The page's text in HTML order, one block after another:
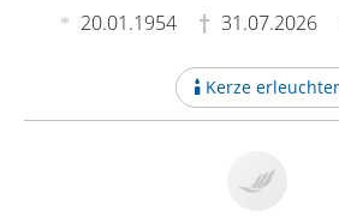
20.01.1954 31.07.2026
Kerze